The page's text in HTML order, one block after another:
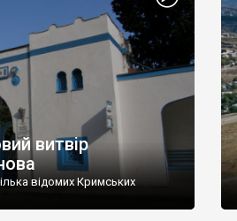
витвір
відомих Кримських